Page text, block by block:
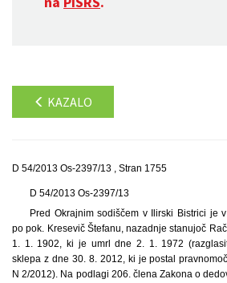
KAZALO
D 54/2013 Os-2397/13 , Stran 1755
D 54/2013 Os-2397/13
Pred Okrajnim sodiščem v Ilirski Bistrici je
po pok. Kresevič Štefanu, nazadnje stanujoč
1. 1. 1902, ki je umrl dne 2. 1. 1972
sklepa z dne 30. 8. 2012, ki je postal
N 2/2012). Na podlagi 206. člena Zakona o